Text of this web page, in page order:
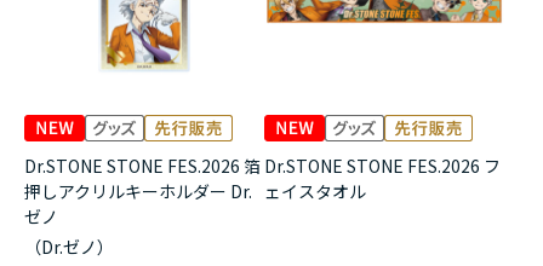
Dr.STONE STONE FES.2026 箔
押しアクリルキーホルダー Dr.
ゼノ
（Dr.ゼノ）
Dr.STONE STONE FES.2026 フ
ェイスタオル